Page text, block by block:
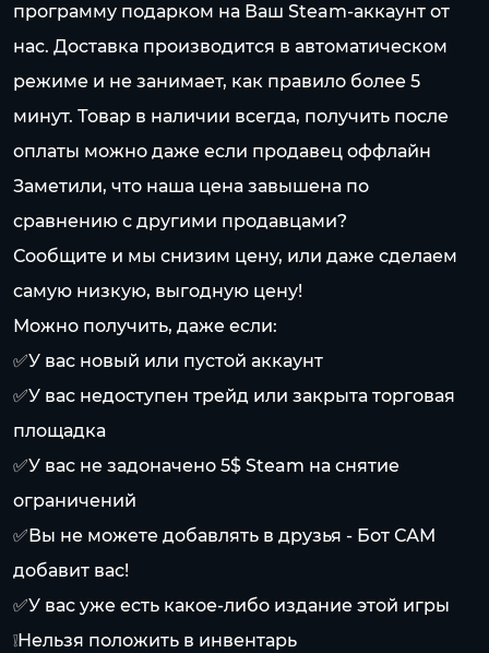
программу подарком на Ваш Steam-аккаунт от
нас. Доставка производится в автоматическом
режиме и не занимает, как правило более 5
минут. Товар в наличии всегда, получить после
оплаты можно даже если продавец оффлайн
Заметили, что наша цена завышена по
сравнению с другими продавцами?
Сообщите и мы снизим цену, или даже сделаем
самую низкую, выгодную цену!
Можно получить, даже если:
✅У вас новый или пустой аккаунт
✅У вас недоступен трейд или закрыта торговая
площадка
✅У вас не задоначено 5$ Steam на снятие
ограничений
✅Вы не можете добавлять в друзья - Бот САМ
добавит вас!
✅У вас уже есть какое-либо издание этой игры
❕Нельзя положить в инвентарь